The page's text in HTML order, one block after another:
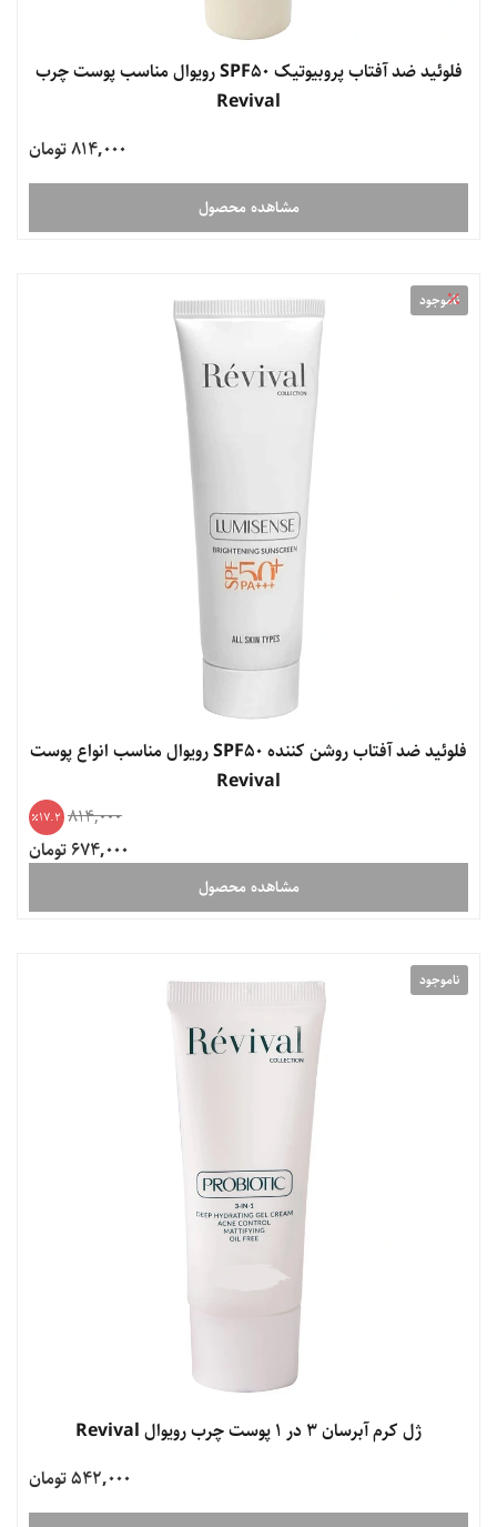
فلوئید ضد آفتاب پروبیوتیک SPF50 رویوال مناسب پوست چرب
Revival
814,000 تومان
مشاهده محصول
ناموجود
فلوئید ضد آفتاب روشن کننده SPF50 رویوال مناسب انواع پوست
Revival
814,000
17.2
674,000 تومان
مشاهده محصول
ناموجود
ژل کرم آبرسان 3 در 1 پوست چرب رویوال Revival
542,000 تومان